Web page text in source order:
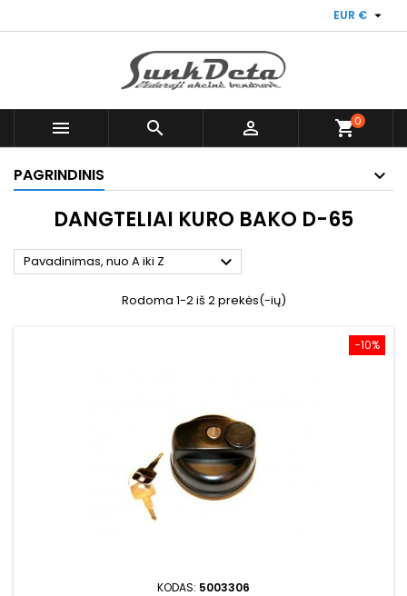
EUR € 
   shopping_cart0
PAGRINDINIS
DANGTELIAI KURO BAKO D-65
Pavadinimas, nuo A iki Z 
Rodoma 1-2 iš 2 prekės(-ių)
−10%
KODAS: 5003306